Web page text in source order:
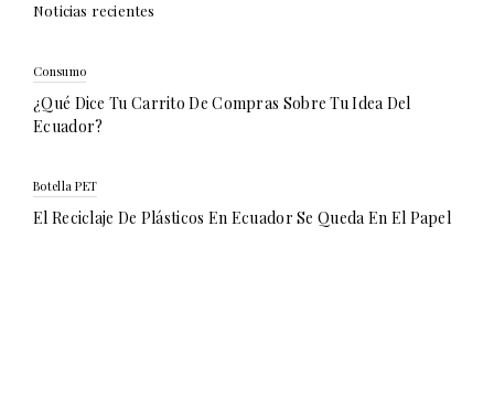
Noticias recientes
Consumo
¿Qué Dice Tu Carrito De Compras Sobre Tu Idea Del
Ecuador?
Botella PET
El Reciclaje De Plásticos En Ecuador Se Queda En El Papel